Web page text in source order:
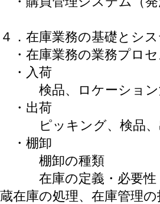
４．在庫業務の基礎とシ
・在庫業務の業務プロセ
・入荷
検品、ロケーション
・出荷
ピッキング、検品、
・棚卸
棚卸の種類
在庫の定義・必要性・
蔵在庫の処理、在庫管理